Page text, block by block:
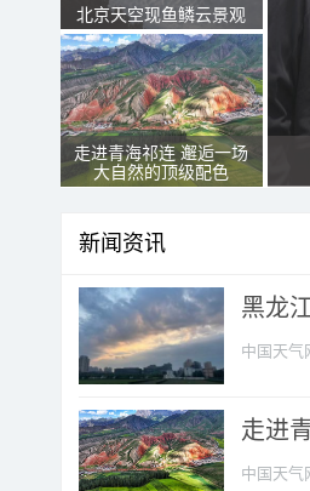
北京天空现鱼鳞云景观
走进青海祁连 邂逅一场
大自然的顶级配色
新闻资讯
黑龙
中国天气
走进
中国天气